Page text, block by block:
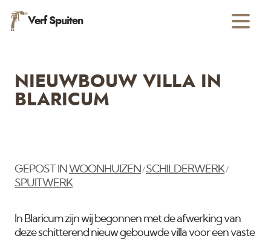
Verf Spuiten
NIEUWBOUW VILLA IN
BLARICUM
GEPOST IN WOONHUIZEN /SCHILDERWERK/
SPUITWERK
In Blaricum zijn wij begonnen met de afwerking van
deze schitterend nieuw gebouwde villa voor een vaste